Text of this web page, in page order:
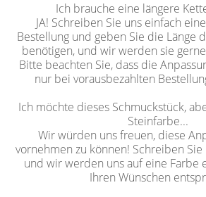
Ich brauche eine längere
JA! Schreiben Sie uns einfach
Bestellung und geben Sie die Länge
benötigen, und wir werden sie
Bitte beachten Sie, dass die
nur bei vorausbezahlten
Ich möchte dieses Schmuckstück,
Steinfarbe...
Wir würden uns freuen, diese
vornehmen zu können! Schreiben
und wir werden uns auf eine Farbe
Ihren Wünschen